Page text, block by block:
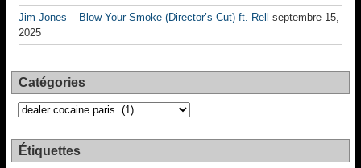
Jim Jones – Blow Your Smoke (Director’s Cut) ft. Rell
septembre 15,
2025
Catégories
Catégories
Étiquettes